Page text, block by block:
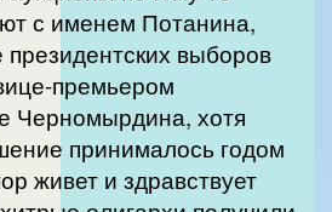
с именем Потанина,
президентских выборов
премьером
Черномырдина, хотя
принималось годом
живет и здравствует